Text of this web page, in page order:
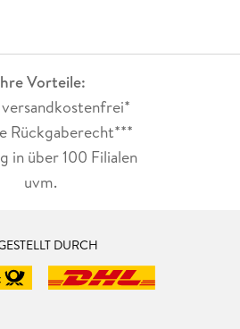
Vorteile:
Rückgaberecht***
in über 100 Filialen
uvm.
DURCH